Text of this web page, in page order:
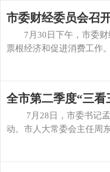
市委财经委员会召
7月30日下午，市委财
票根经济和促进消费工作
全市第二季度“三
7月28日，市委书记孟
动。市人大常委会主任周